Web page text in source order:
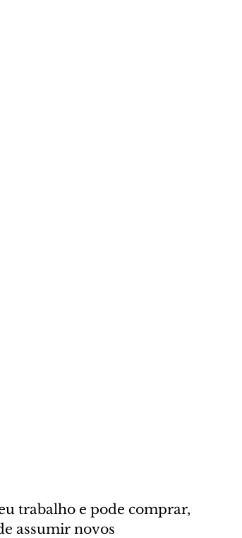
trabalho e pode comprar,
assumir novos